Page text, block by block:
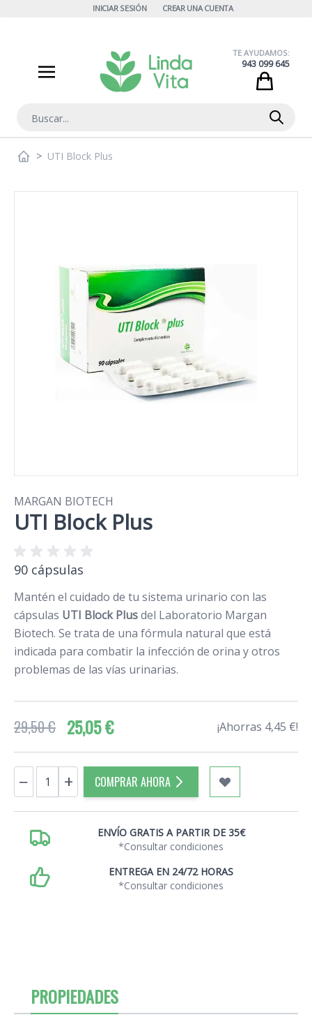
INICIAR SESIÓN CREAR UNA CUENTA
Buscar
TE AYUDAMOS:
943 099 645
> UTI Block Plus
MARGAN BIOTECH
UTI Block Plus
90 cápsulas
Mantén el cuidado de tu sistema urinario con las
cápsulas UTI Block Plusdel Laboratorio Margan
Biotech. Se trata de una fórmula natural que está
indicada para combatir la infección de orina y otros
problemas de las vías urinarias.
29,50 € 25,05 € ¡Ahorras 4,45 €!
Cantidad
− + COMPRAR AHORA
ENVÍO GRATIS A PARTIR DE 35€
*Consultar condiciones
ENTREGA EN 24/72 HORAS
*Consultar condiciones
PROPIEDADES